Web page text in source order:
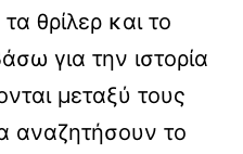
θρίλερ και το
για την ιστορία
μεταξύ τους
αναζητήσουν το